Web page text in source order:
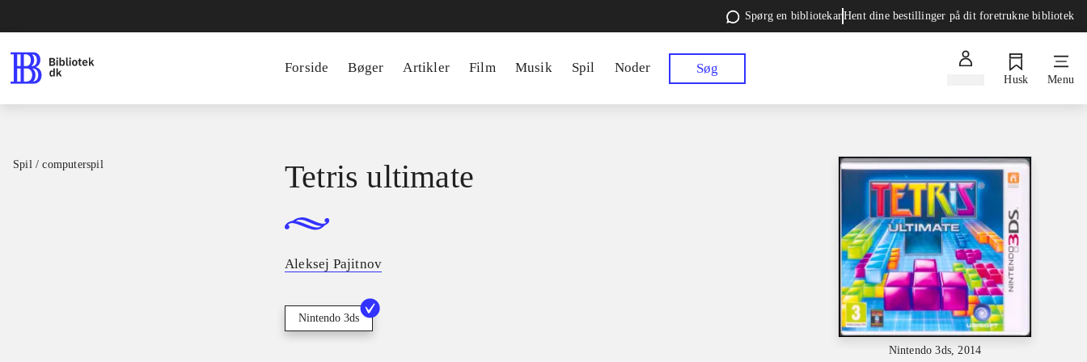
Spørg en bibliotekarHent dine bestillinger på dit foretrukne bibliotek
Forside Bøger Artikler Film Musik Spil Noder Søg
Husk Menu
Spil / computerspil
Nintendo 3ds, 2014
Tetris ultimate
Aleksej Pajitnov
Nintendo 3ds